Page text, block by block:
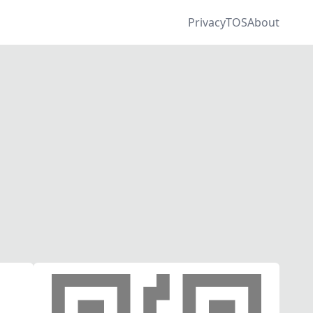
PrivacyTOSAbout